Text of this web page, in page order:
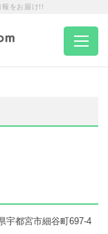
報をお届け!!
宇都宮市細谷町697-4